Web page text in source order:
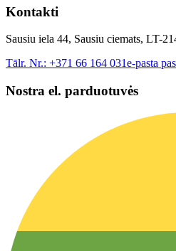
Kontakti
Sausiu iela 44, Sausiu ciemats, LT-
Tālr. Nr.: +371 66 164 031e-pasta
Nostra el. parduotuvės